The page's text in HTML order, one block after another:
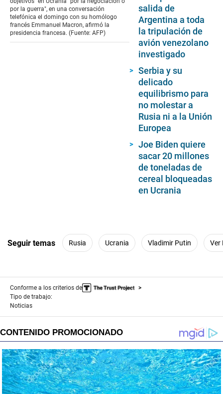
por la guerra", en una conversación
telefónica el domingo con su homólogo
francés Emmanuel Macron, afirmó la
presidencia francesa. (Fuente: AFP)
salida de
Argentina a toda
la tripulación de
avión venezolano
investigado
Serbia y su
delicado
equilibrismo para
no molestar a
Rusia ni a la Unión
Europea
Joe Biden quiere
sacar 20 millones
de toneladas de
cereal bloqueadas
en Ucrania
Seguir temas Rusia Ucrania Vladimir Putin Ver
Conforme a los criterios de
Tipo de trabajo:
Noticias